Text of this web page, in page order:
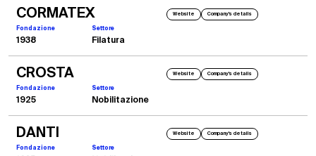
CORMATEX Website Company's details
Fondazione Settore
1938 Filatura
CROSTA Website Company's details
Fondazione Settore
1925 Nobilitazione
DANTI Website Company's details
Fondazione Settore